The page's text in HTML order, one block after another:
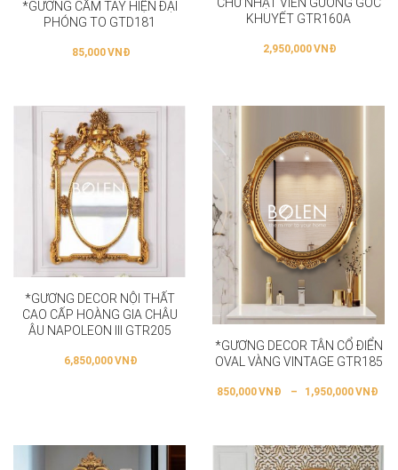
*GƯƠNG CẦM TAY HIỆN ĐẠI
PHÓNG TO GTD181
85,000VNĐ
KHUYẾT GTR160A
2,950,000VNĐ
*GƯƠNG DECOR NỘI THẤT
CAO CẤP HOÀNG GIA CHÂU
ÂU NAPOLEON III GTR205
6,850,000VNĐ
*GƯƠNG DECOR TÂN CỔ ĐIỂN
OVAL VÀNG VINTAGE GTR185
850,000VNĐ – 1,950,000VNĐ